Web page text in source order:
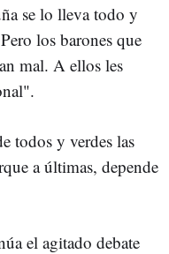
se lo lleva todo y
los barones que
mal. A ellos les
todos y verdes las
a últimas, depende
el agitado debate